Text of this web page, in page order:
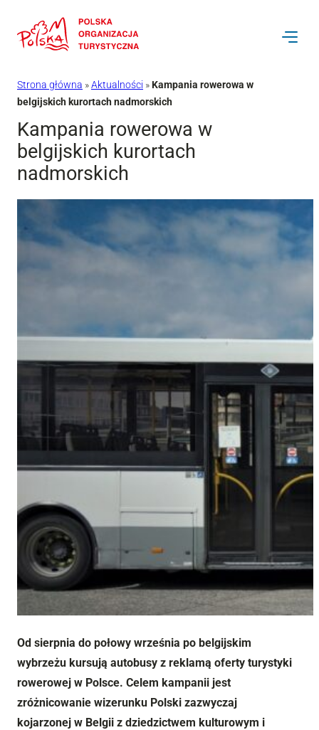
do
Strona główna »Aktualności »Kampania rowerowa w
belgijskich kurortach nadmorskich
Kampania rowerowa w
belgijskich kurortach
nadmorskich
Od sierpnia do połowy września po belgijskim
wybrzeżu kursują autobusy z reklamą oferty turystyki
rowerowej w Polsce. Celem kampanii jest
zróżnicowanie wizerunku Polski zazwyczaj
kojarzonej w Belgii z dziedzictwem kulturowym i